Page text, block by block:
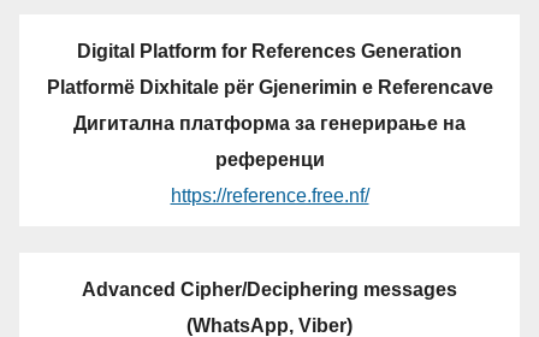
Digital Platform for References Generation
Platformë Dixhitale për Gjenerimin e Referencave
Дигитална платформа за генерирање на
референци
https://reference.free.nf/
Advanced Cipher/Deciphering messages
(WhatsApp, Viber)